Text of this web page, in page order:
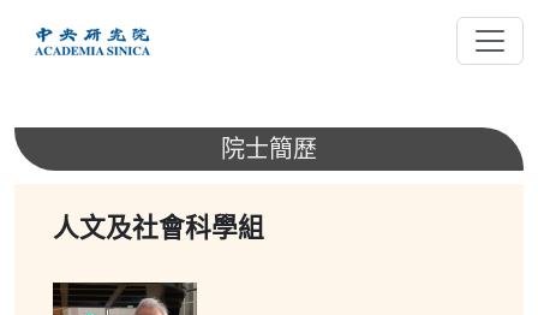
內
院士簡歷
人文及社會科學組